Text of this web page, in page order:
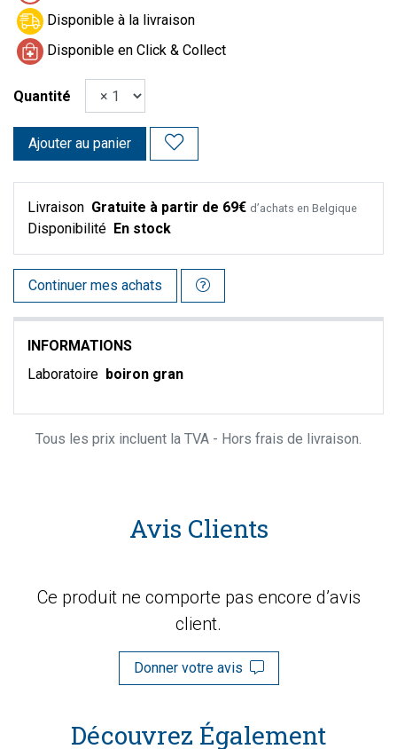
Disponible à la livraison
Disponible en Click & Collect
Quantité
Ajouter au panier
Livraison Gratuite à partir de 69€ d’achats en Belgique
Disponibilité En stock
Continuer mes achats
INFORMATIONS
Laboratoire boiron gran
Tous les prix incluent la TVA - Hors frais de livraison.
Avis Clients
Ce produit ne comporte pas encore d’avis
client.
Donner votre avis
Découvrez Également